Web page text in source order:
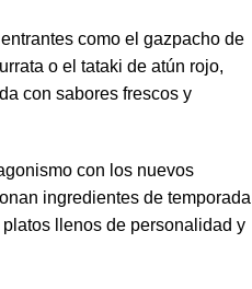
como el gazpacho de
o el tataki de atún rojo,
con sabores frescos y
con los nuevos
ingredientes de temporada
llenos de personalidad y